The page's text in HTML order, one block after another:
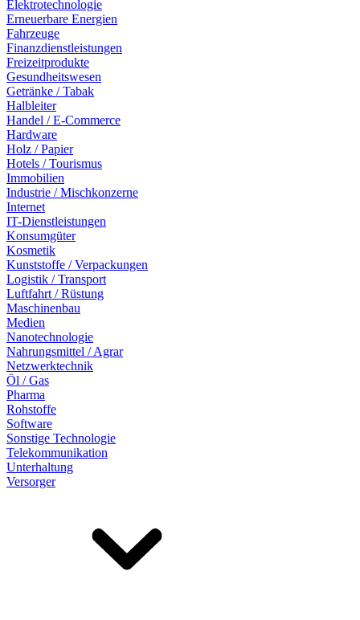
Elektrotechnologie
Erneuerbare Energien
Fahrzeuge
Finanzdienstleistungen
Freizeitprodukte
Gesundheitswesen
Getränke / Tabak
Halbleiter
Handel / E-Commerce
Hardware
Holz / Papier
Hotels / Tourismus
Immobilien
Industrie / Mischkonzerne
Internet
IT-Dienstleistungen
Konsumgüter
Kosmetik
Kunststoffe / Verpackungen
Logistik / Transport
Luftfahrt / Rüstung
Maschinenbau
Medien
Nanotechnologie
Nahrungsmittel / Agrar
Netzwerktechnik
Öl / Gas
Pharma
Rohstoffe
Software
Sonstige Technologie
Telekommunikation
Unterhaltung
Versorger